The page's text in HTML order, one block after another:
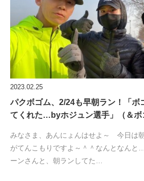
2023.02.25
パクボゴム、2/24も早朝ラン！「ボ
てくれた…byホジュン選手」（＆
みなさま、あんにょんはせよ～ 今日は朝
がてんこもりですよ～＾＾なんとなん
ーンさんと、朝ランしてた…